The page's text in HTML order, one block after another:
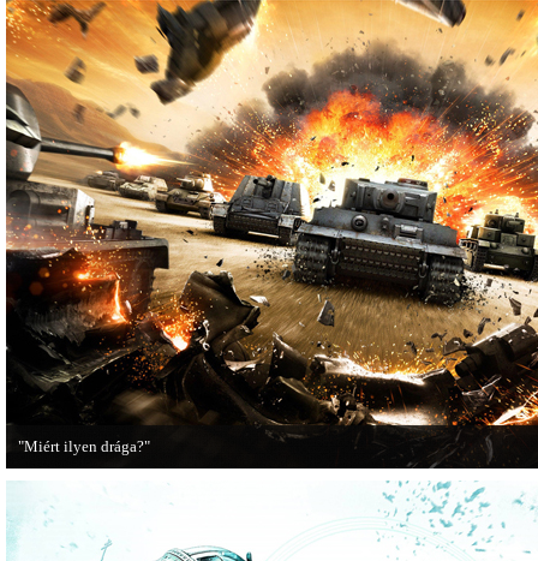
"Miért ilyen drága?"
A PC Guru utánajárt, miért kerülnek olyan sokba a AAA-kategóriás